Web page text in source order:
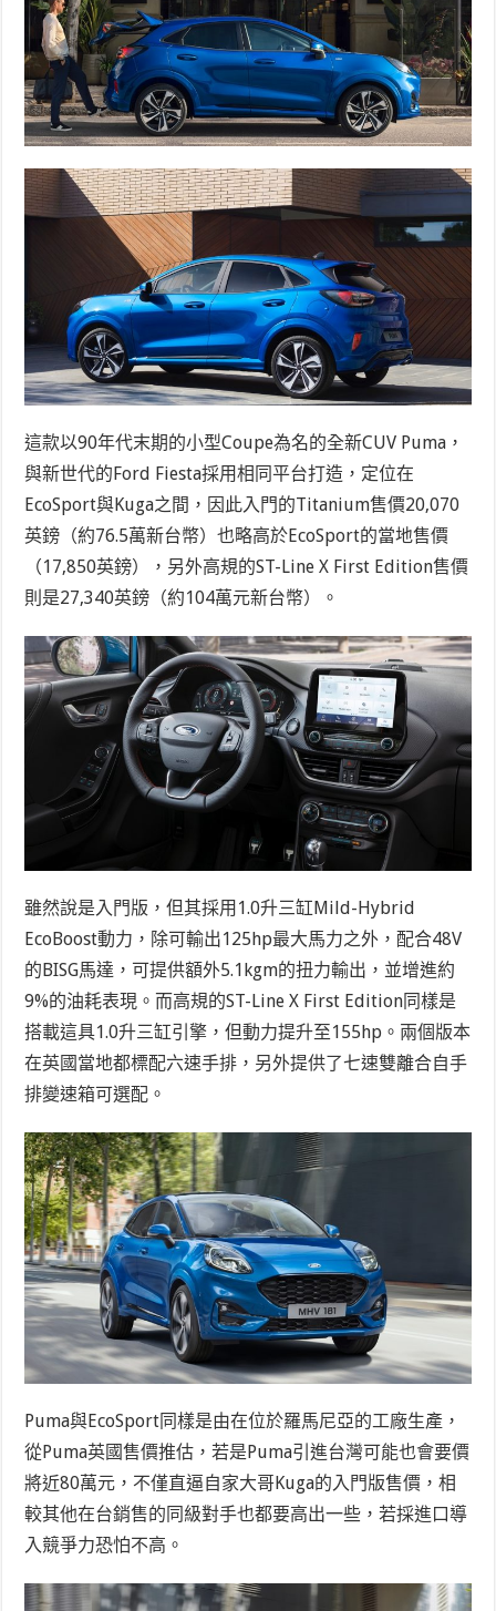
這款以90年代末期的小型Coupe為名的全新CUV Puma，
與新世代的Ford Fiesta採用相同平台打造，定位在
EcoSport與Kuga之間，因此入門的Titanium售價20,070
英鎊（約76.5萬新台幣）也略高於EcoSport的當地售價
（17,850英鎊），另外高規的ST-Line X First Edition售價
則是27,340英鎊（約104萬元新台幣）。
雖然說是入門版，但其採用1.0升三缸Mild-Hybrid
EcoBoost動力，除可輸出125hp最大馬力之外，配合48V
的BISG馬達，可提供額外5.1kgm的扭力輸出，並增進約
9%的油耗表現。而高規的ST-Line X First Edition同樣是
搭載這具1.0升三缸引擎，但動力提升至155hp。兩個版本
在英國當地都標配六速手排，另外提供了七速雙離合自手
排變速箱可選配。
Puma與EcoSport同樣是由在位於羅馬尼亞的工廠生產，
從Puma英國售價推估，若是Puma引進台灣可能也會要價
將近80萬元，不僅直逼自家大哥Kuga的入門版售價，相
較其他在台銷售的同級對手也都要高出一些，若採進口導
入競爭力恐怕不高。